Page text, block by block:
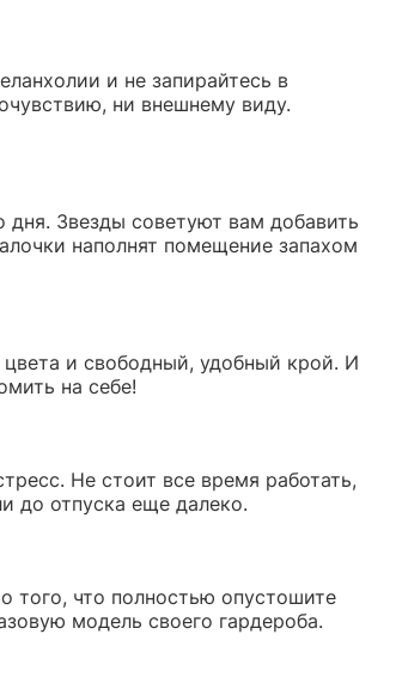
и не запирайтесь в
ни внешнему виду.
Звезды советуют вам добавить
наполнят помещение запахом
и свободный, удобный крой. И
на себе!
Не стоит все время работать,
до отпуска еще далеко.
того, что полностью опустошите
модель своего гардероба.